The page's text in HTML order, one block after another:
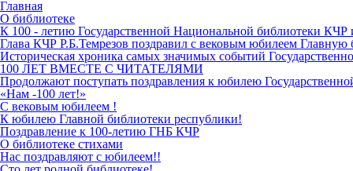
Главная
О библиотеке
К 100 - летию Государственной Национальной библиотеки
Глава КЧР Р.Б.Темрезов поздравил с вековым юбилеем Главную
Историческая хроника самых значимых событий
100 ЛЕТ ВМЕСТЕ С ЧИТАТЕЛЯМИ
Продолжают поступать поздравления к юбилею
«Нам -100 лет!»
С вековым юбилеем !
К юбилею Главной библиотеки республики!
Поздравление к 100-летию ГНБ КЧР
О библиотеке стихами
Нас поздравляют с юбилеем!!